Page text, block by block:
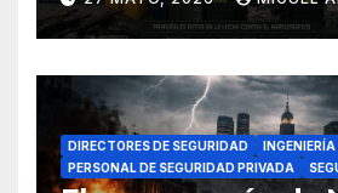
en el sur de España
DIRECTORES DE SEGURIDAD
PERSONAL DE SEGURIDAD PRIVADA